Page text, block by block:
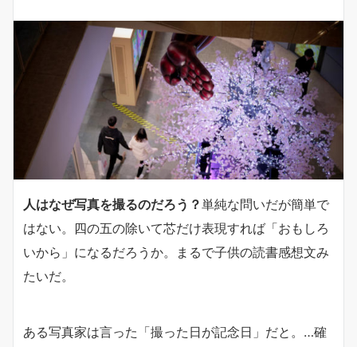
人はなぜ写真を撮るのだろう？単純な問いだが簡単で
はない。四の五の除いて芯だけ表現すれば「おもしろ
いから」になるだろうか。まるで子供の読書感想文み
たいだ。
ある写真家は言った「撮った日が記念日」だと。…確